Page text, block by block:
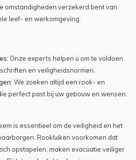
omstandigheden verzekerd bent van
leef- en werkomgeving.
: Onze experts helpen u om te voldoen
en veiligheidsnormen.
: We zoeken altijd een rook- en
perfect past bij uw gebouw en wensen.
is essentieel om de veiligheid en het
Rookluiken voorkomen dat
opstapelen, maken evacuatie veiliger